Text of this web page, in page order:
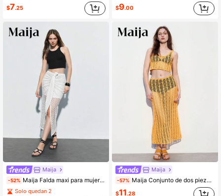
$7.25
Maija
-52% Maija Falda maxi para mujer con pliegues, nudo retorcido y dobladillo de raja alta
Solo quedan 2
$9.00
Maija
-57% Maija Conjunto de dos piezas de tejido transparente con diseño hueco para mujer, ideal para vacaciones
$11.28